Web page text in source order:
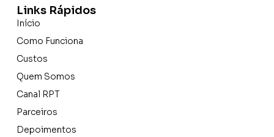
Links Rápidos
Início
Como Funciona
Custos
Quem Somos
Canal RPT
Parceiros
Depoimentos